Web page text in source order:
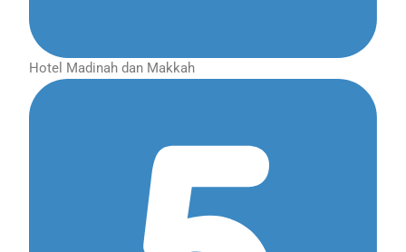
Hotel Madinah dan Makkah